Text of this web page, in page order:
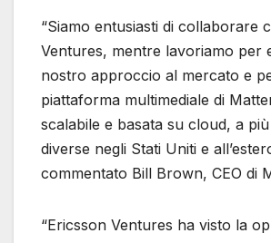
“Siamo entusiasti di collaborare
Ventures, mentre lavoriamo per
nostro approccio al mercato e
piattaforma multimediale di
scalabile e basata su cloud, a
diverse negli Stati Uniti e
commentato Bill Brown, CEO di
“Ericsson Ventures ha visto la